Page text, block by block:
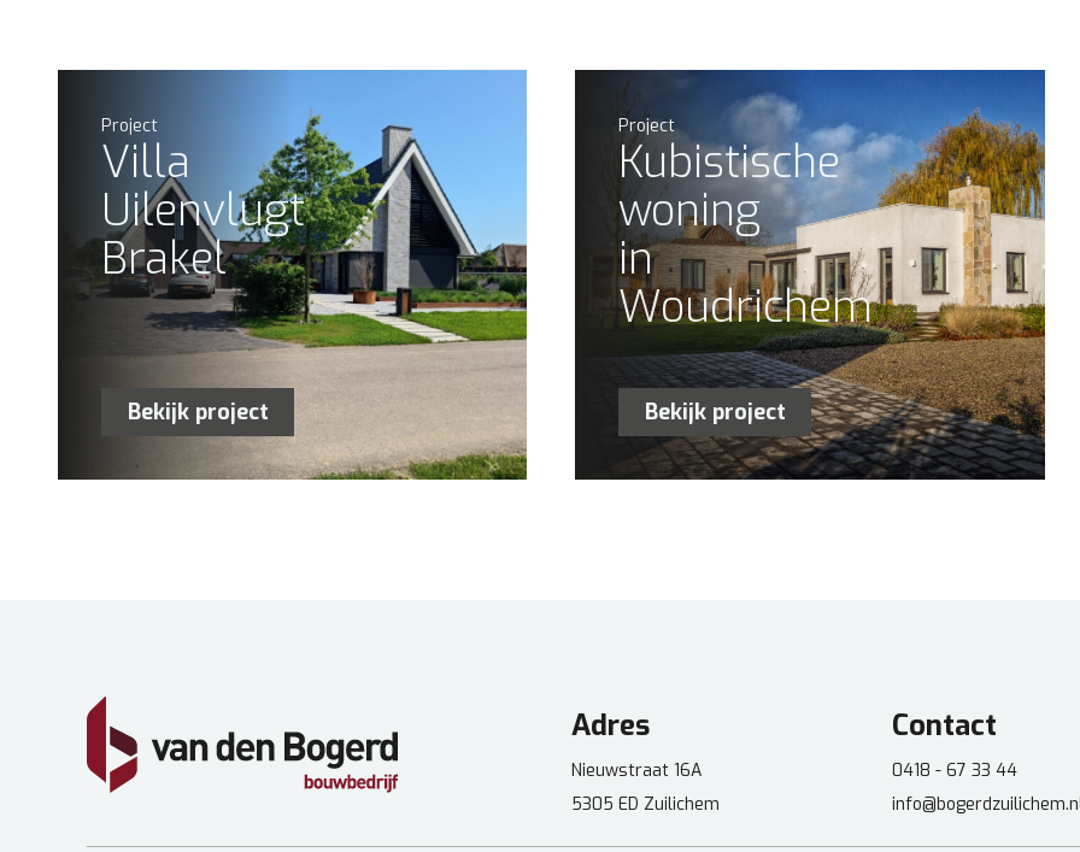
Project
Villa
Uilenvlugt
Brakel
Bekijk project
Project
Kubistische
woning
in
Woudrichem
Bekijk project
Adres
Nieuwstraat 16A
5305 ED Zuilichem
Contact
0418 - 67 33 44